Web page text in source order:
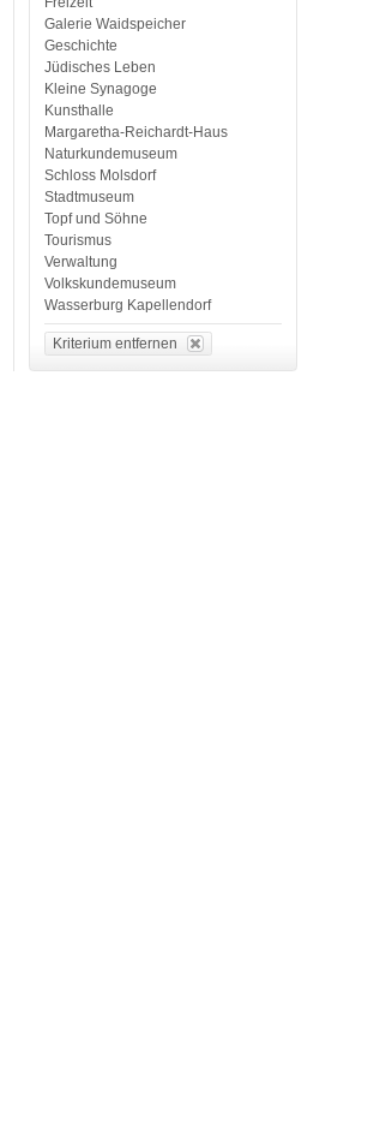
Galerie Waidspeicher
Geschichte
Jüdisches Leben
Kleine Synagoge
Kunsthalle
Margaretha-Reichardt-Haus
Naturkundemuseum
Schloss Molsdorf
Stadtmuseum
Topf und Söhne
Tourismus
Verwaltung
Volkskundemuseum
Wasserburg Kapellendorf
Kriterium entfernen